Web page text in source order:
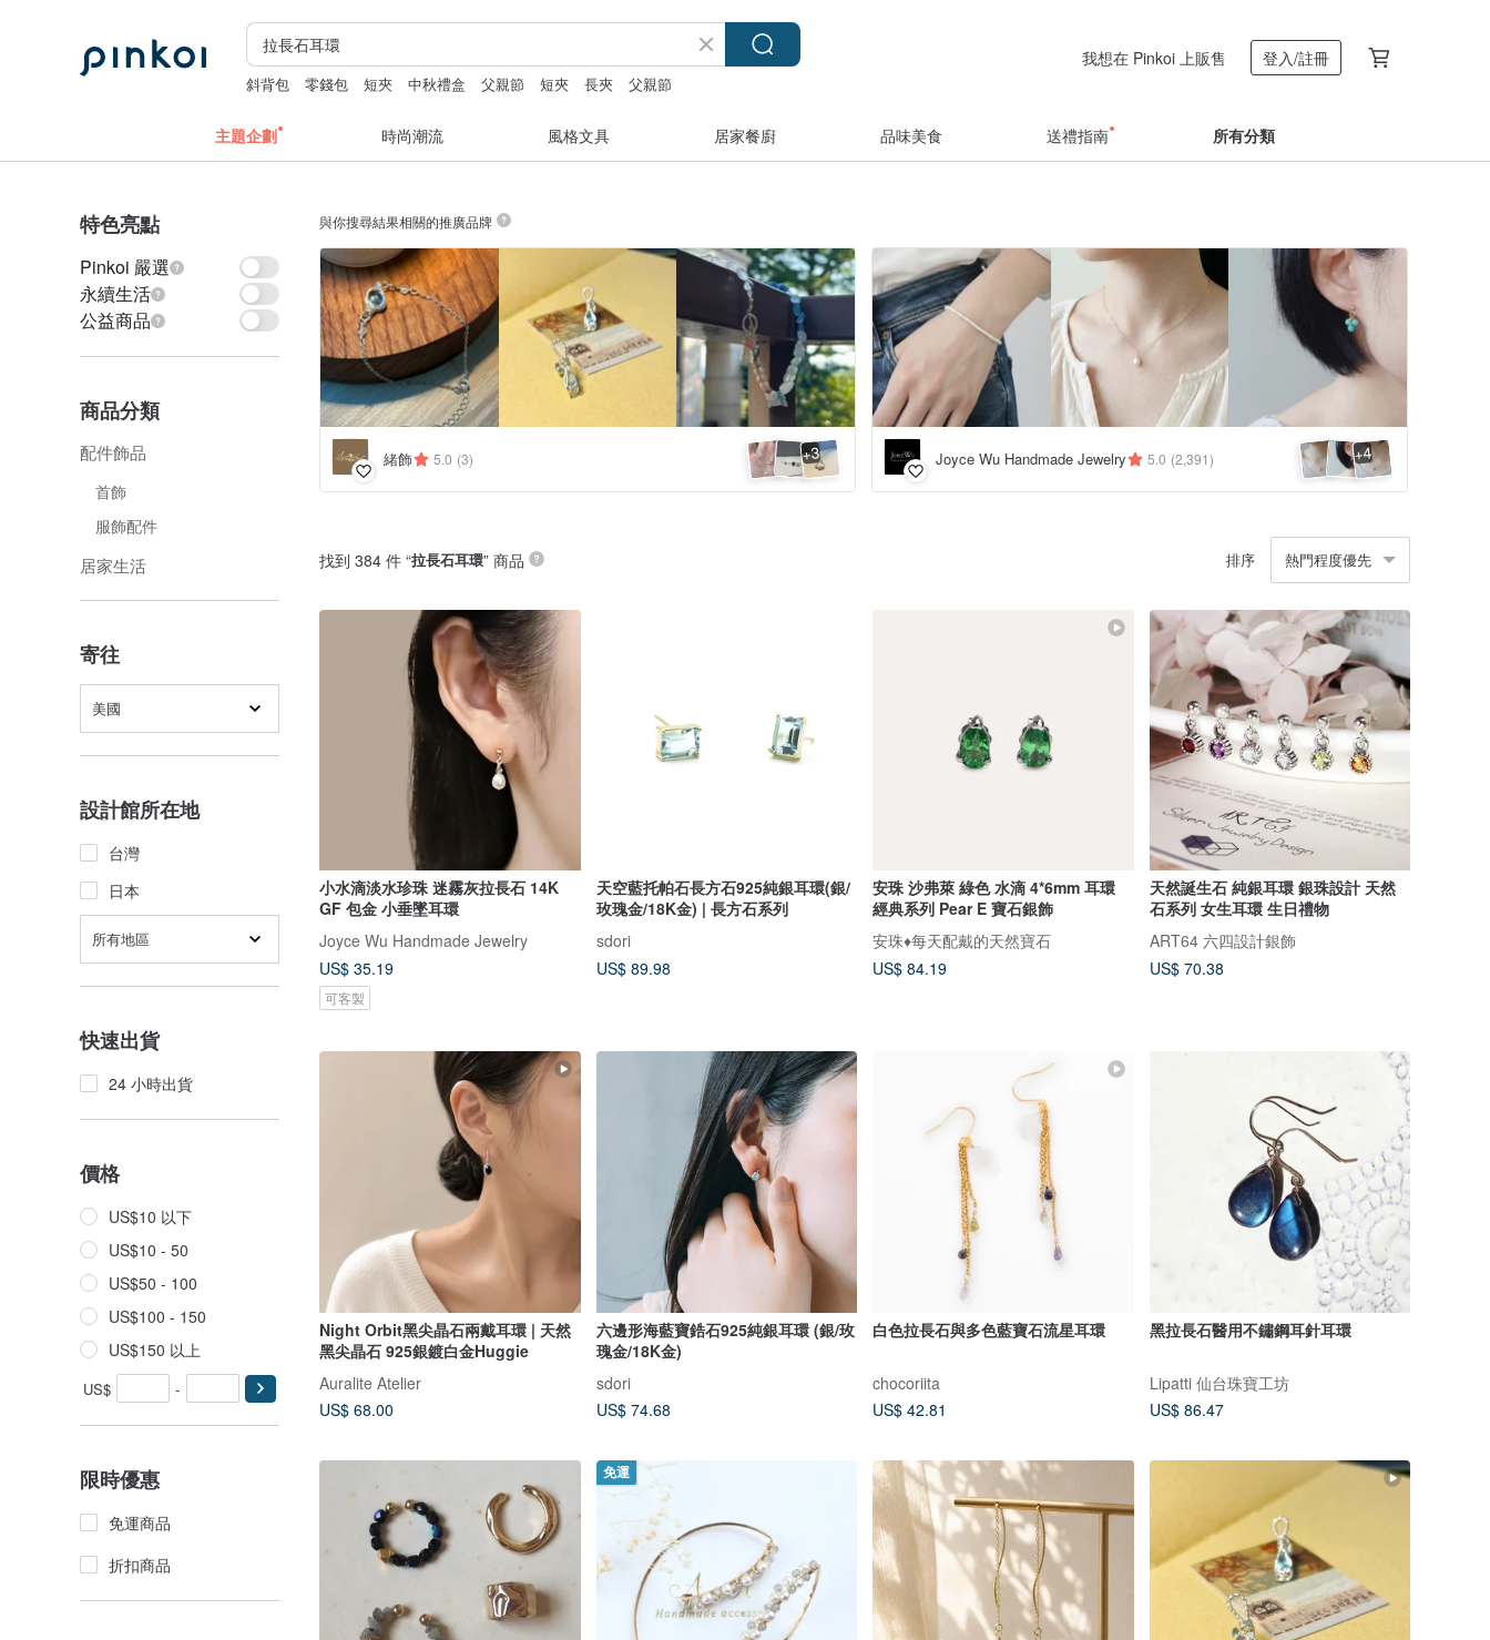
斜背包 零錢包 短夾 中秋禮盒 父親節 短夾 長夾 父親節
我想在 Pinkoi 上販售 登入/註冊
主題企劃 時尚潮流 風格文具 居家餐廚 品味美食 送禮指南 所有分類
特色亮點
Pinkoi 嚴選
永續生活
公益商品
商品分類
配件飾品
首飾
服飾配件
居家生活
寄往
美國
設計館所在地
台灣
日本
所有地區
快速出貨
24 小時出貨
價格
US$10 以下
US$10 - 50
US$50 - 100
US$100 - 150
US$150 以上
US$ -
限時優惠
免運商品
折扣商品
與你搜尋結果相關的推廣品牌
緒飾 5.0 (3) +3 Joyce Wu Handmade Jewelry 5.0 (2,391) +4
找到 384 件 “拉長石耳環” 商品 排序 熱門程度優先
小水滴淡水珍珠 迷霧灰拉長石 14K
GF 包金 小垂墜耳環
Joyce Wu Handmade Jewelry
US$ 35.19
可客製
天空藍托帕石長方石925純銀耳環(銀/
玫瑰金/18K金) | 長方石系列
sdori
US$ 89.98
安珠 沙弗萊 綠色 水滴 4*6mm 耳環
經典系列 Pear E 寶石銀飾
安珠♦️每天配戴的天然寶石
US$ 84.19
天然誕生石 純銀耳環 銀珠設計 天然
石系列 女生耳環 生日禮物
ART64 六四設計銀飾
US$ 70.38
Night Orbit黑尖晶石兩戴耳環 | 天然
黑尖晶石 925銀鍍白金Huggie
Auralite Atelier
US$ 68.00
六邊形海藍寶鋯石925純銀耳環 (銀/玫
瑰金/18K金)
sdori
US$ 74.68
白色拉長石與多色藍寶石流星耳環
chocoriita
US$ 42.81
黑拉長石醫用不鏽鋼耳針耳環
Lipatti 仙台珠寶工坊
US$ 86.47
免運